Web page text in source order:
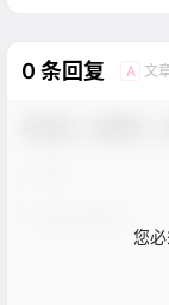
0 条回复 A 文
您